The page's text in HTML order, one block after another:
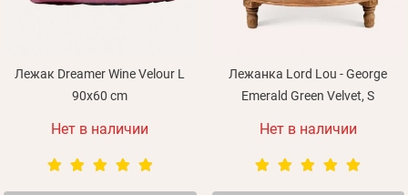
Лежак Dreamer Wine Velour L
90x60 cm
Нет в наличии
Лежанка Lord Lou - George
Emerald Green Velvet, S
Нет в наличии